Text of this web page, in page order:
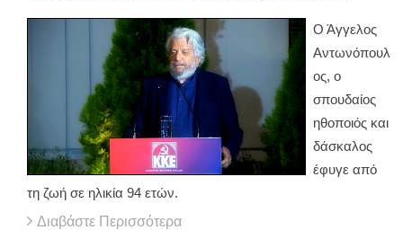
Ο Άγγελος
Αντωνόπουλ
ος, ο
σπουδαίος
ηθοποιός και
δάσκαλος
έφυγε από
τη ζωή σε ηλικία 94 ετών.
Διαβάστε Περισσότερα